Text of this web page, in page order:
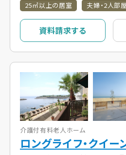
25㎡以上の居室
夫婦・2人部
資料請求する
介護付有料老人ホーム
ロングライフ・クイー